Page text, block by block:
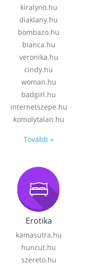
kiralyno.hu
diaklany.hu
bombazo.hu
bianca.hu
veronika.hu
cindy.hu
woman.hu
badgirl.hu
internetszepe.hu
komolytalan.hu
Tovább »
Erotika
kamasutra.hu
huncut.hu
szereto.hu